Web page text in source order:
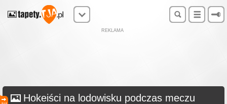
REKLAMA
Hokeiści na lodowisku podczas meczu